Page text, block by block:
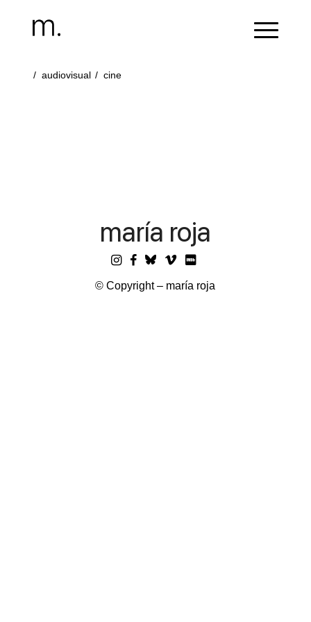
/ audiovisual / cine
maría roja
© Copyright – maría roja